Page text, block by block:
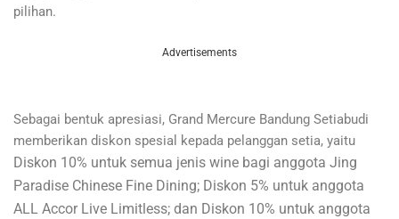
pilihan.
Advertisements
Sebagai bentuk apresiasi, Grand Mercure Bandung Setiabudi
memberikan diskon spesial kepada pelanggan setia, yaitu
Diskon 10% untuk semua jenis wine bagi anggota Jing
Paradise Chinese Fine Dining; Diskon 5% untuk anggota
ALL Accor Live Limitless; dan Diskon 10% untuk anggota